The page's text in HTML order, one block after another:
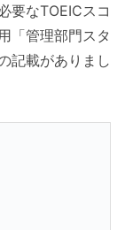
要なTOEICスコ
「管理部門スタ
記載がありまし